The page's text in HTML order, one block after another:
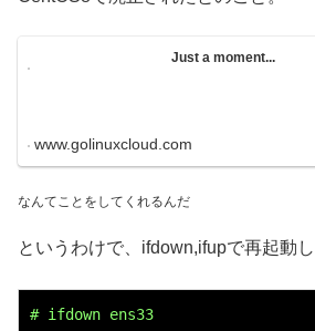
Just a moment...
www.golinuxcloud.com
なんてことをしてくれるんだ
というわけで、ifdown,ifupで再起動し
# ifdown ens33